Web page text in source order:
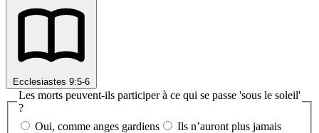
Ecclesiastes 9:5-6
Les morts peuvent-ils participer à ce qui se passe 'sous le soleil'
?
Oui, comme anges gardiens
Ils n’auront plus jamais